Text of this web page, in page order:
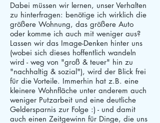
Dabei müssen wir lernen, unser Verhalten
zu hinterfragen: benötige ich wirklich die
größere Wohnung, das größere Auto
oder komme ich auch mit weniger aus?
Lassen wir das Image-Denken hinter uns
(wobei sich dieses hoffentlich wandeln
wird - weg von "groß & teuer" hin zu
"nachhaltig & sozial"), wird der Blick frei
für die Vorteile. Immerhin hat z.B. eine
kleinere Wohnfläche unter anderem auch
weniger Putzarbeit und eine deutliche
Geldersparnis zur Folge :) - und damit
auch einen Zeitgewinn für Dinge, die uns